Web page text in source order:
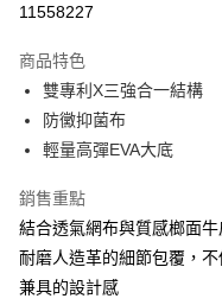
付款後門市自取
每筆NT$80，滿NT$699(含
11558227
商品特色
雙專利X三強合一結構
防黴抑菌布
輕量高彈EVA大底
銷售重點
結合透氣網布與質感榔面
耐磨人造革的細節包覆，
兼具的設計感